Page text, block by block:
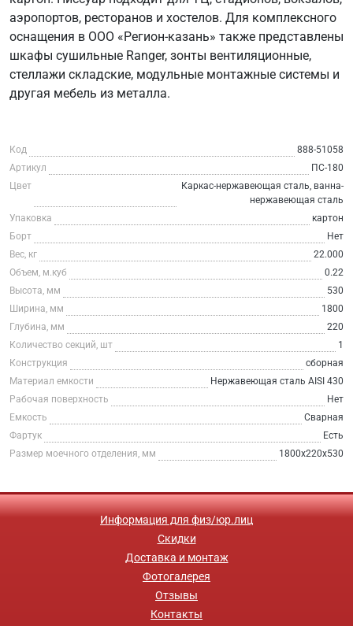
аэропортов, ресторанов и хостелов. Для комплексного
оснащения в ООО «Регион-казань» также представлены
шкафы сушильные Ranger, зонты вентиляционные,
стеллажи складские, модульные монтажные системы и
другая мебель из металла.
Код
888-51058
Артикул
ПС-180
Цвет
Каркас-нержавеющая сталь, ванна-
нержавеющая сталь
Упаковка
картон
Борт
Нет
Вес, кг
22.000
Объем, м.куб
0.22
Высота, мм
530
Ширина, мм
1800
Глубина, мм
220
Количество секций, шт
1
Конструкция
сборная
Материал емкости
Нержавеющая сталь AISI 430
Рабочая поверхность
Нет
Емкость
Сварная
Фартук
Есть
Размер моечного отделения, мм
1800х220х530
Информация для физ/юр.лиц
Скидки
Доставка и монтаж
Фотогалерея
Отзывы
Контакты